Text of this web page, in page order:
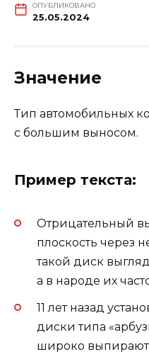
ОПУБЛИКОВАНО
25.05.2024
Значение
Тип автомобильных
с большим выносом.
Пример текста:
Отрицательный
плоскость через
такой диск
а в народе их
11 лет назад
диски типа
широко